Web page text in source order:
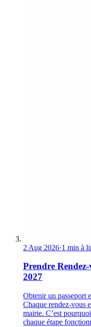
2 Aug 2026·1 min à
Prendre
2027
Obtenir un passeport
Chaque rendez-vous
mairie. C’est
chaque étape